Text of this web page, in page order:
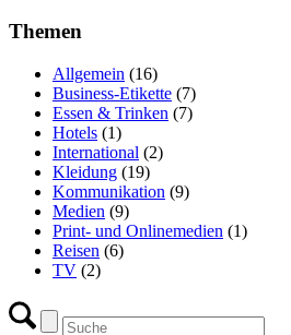
Themen
Allgemein (16)
Business-Etikette (7)
Essen & Trinken (7)
Hotels (1)
International (2)
Kleidung (19)
Kommunikation (9)
Medien (9)
Print- und Onlinemedien (1)
Reisen (6)
TV (2)